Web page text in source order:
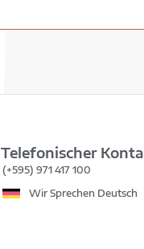
Telefonischer
(+595) 971 417 100
Wir Sprechen Deutsch